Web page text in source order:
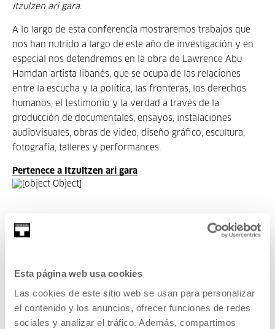
Esta página web usa cookies
Las cookies de este sitio web se usan para personalizar
el contenido y los anuncios, ofrecer funciones de redes
sociales y analizar el tráfico. Además, compartimos
Itzulzen ari gara.
A lo largo de esta conferencia mostraremos trabajos que
nos han nutrido a largo de este año de investigación y en
especial nos detendremos en la obra de Lawrence Abu
Hamdan artista libanés, que se ocupa de las relaciones
entre la escucha y la política, las fronteras, los derechos
humanos, el testimonio y la verdad a través de la
producción de documentales, ensayos, instalaciones
audiovisuales, obras de video, diseño gráfico, escultura,
fotografía, talleres y performances.
Pertenece a Itzultzen ari gara
Pertenece a Programa: Itzultzen
estéticos de la traducción a través del prisma de la
práctica artística y cultural.